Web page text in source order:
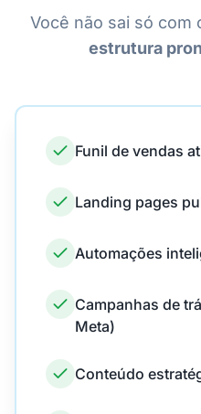
Você não sai só com
estrutura
Funil de vendas
Landing pages
Automações
Campanhas de
Meta)
Conteúdo